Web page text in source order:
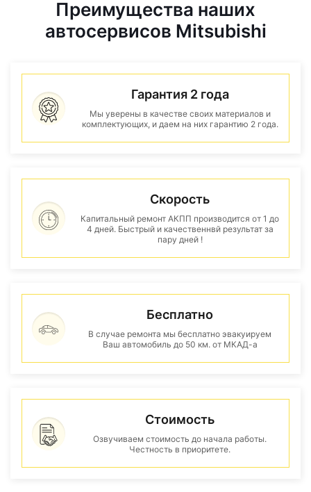
Преимущества наших
автосервисов Mitsubishi
Гарантия 2 года
Мы уверены в качестве своих материалов и
комплектующих, и даем на них гарантию 2 года.
Скорость
Капитальный ремонт АКПП производится от 1 до
4 дней. Быстрый и качественнвй результат за
пару дней !
Бесплатно
В случае ремонта мы бесплатно эвакуируем
Ваш автомобиль до 50 км. от МКАД-а
Стоимость
Озвучиваем стоимость до начала работы.
Честность в приоритете.